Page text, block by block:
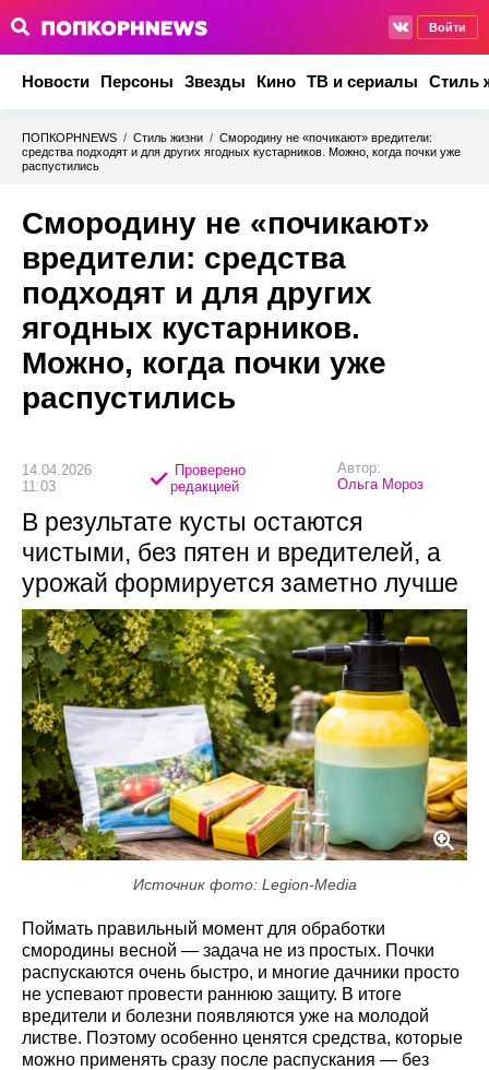
Войти
Новости Персоны Звезды Кино ТВ и сериалы Стиль
ПОПКОРНNEWS / Стиль жизни / Смородину не «почикают» вредители:
средства подходят и для других ягодных кустарников. Можно, когда почки уже
распустились
Смородину не «почикают»
вредители: средства
подходят и для других
ягодных кустарников.
Можно, когда почки уже
распустились
14.04.2026
11:03
Проверено
редакцией
Автор:
Ольга Мороз
В результате кусты остаются
чистыми, без пятен и вредителей, а
урожай формируется заметно лучше
Источник фото: Legion-Media
Поймать правильный момент для обработки
смородины весной — задача не из простых. Почки
распускаются очень быстро, и многие дачники просто
не успевают провести раннюю защиту. В итоге
вредители и болезни появляются уже на молодой
листве. Поэтому особенно ценятся средства, которые
можно применять сразу после распускания — без